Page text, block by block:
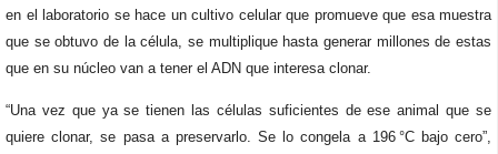
en el laboratorio se hace un cultivo celular que promueve que esa muestra
que se obtuvo de la célula, se multiplique hasta generar millones de estas
que en su núcleo van a tener el ADN que interesa clonar.
“Una vez que ya se tienen las células suficientes de ese animal que se
quiere clonar, se pasa a preservarlo. Se lo congela a 196 °C bajo cero”,